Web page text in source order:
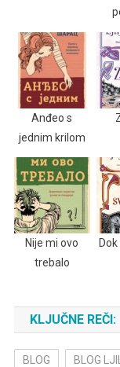
Anđeo s
jednim krilom
Nije mi ovo
trebalo
KLJUČNE REČI:
BLOG BLOG